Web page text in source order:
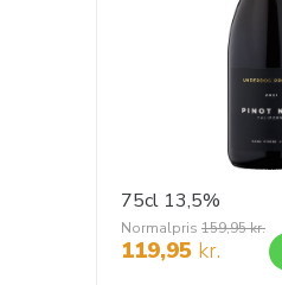
75cl 13,5%
119,95 kr.
Normalpris 159,95kr.